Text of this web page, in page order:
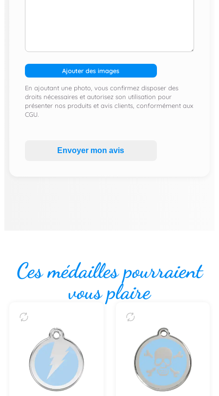
Ajouter des images
En ajoutant une photo, vous confirmez disposer des
droits nécessaires et autorisez son utilisation pour
présenter nos produits et avis clients, conformément aux
CGU.
Envoyer mon avis
Ces médailles pourraient
vous plaire